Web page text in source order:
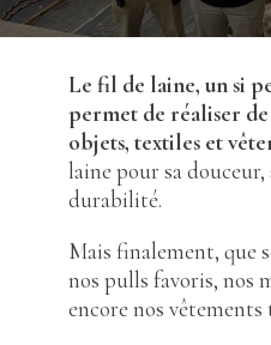
Le fil de laine, un si
permet de réaliser
objets, textiles et
laine pour sa
durabilité.
Mais finalement, que
nos pulls favoris, nos
encore nos vêtements